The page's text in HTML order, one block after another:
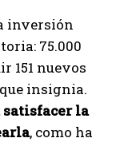
inversión
75.000
151 nuevos
insignia.
satisfacer la
, como ha